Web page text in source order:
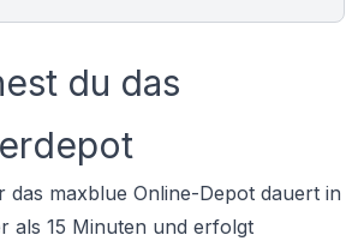
du das
das maxblue Online-Depot dauert in
als 15 Minuten und erfolgt